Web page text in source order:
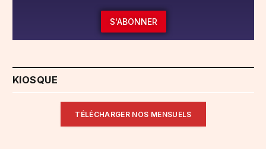
S'ABONNER
KIOSQUE
TÉLÉCHARGER NOS MENSUELS